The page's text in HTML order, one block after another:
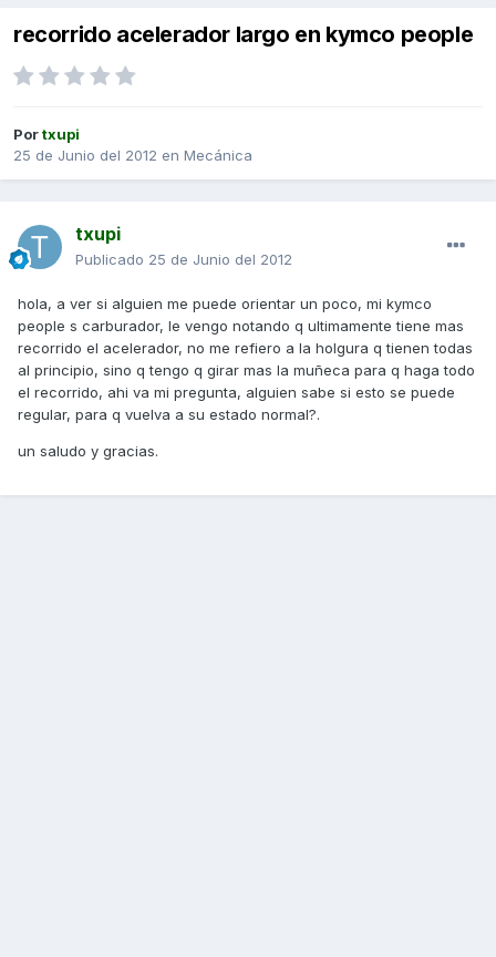
recorrido acelerador largo en kymco people
Portxupi
25 de Junio del 2012 en Mecánica
txupi
Publicado 25 de Junio del 2012
hola, a ver si alguien me puede orientar un poco, mi kymco
people s carburador, le vengo notando q ultimamente tiene mas
recorrido el acelerador, no me refiero a la holgura q tienen todas
al principio, sino q tengo q girar mas la muñeca para q haga todo
el recorrido, ahi va mi pregunta, alguien sabe si esto se puede
regular, para q vuelva a su estado normal?.
un saludo y gracias.